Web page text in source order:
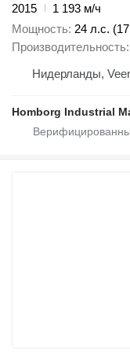
2015
1 193 м/ч
Мощность 24 л.с.
Производительность
Нидерланды,
Homborg Industrial